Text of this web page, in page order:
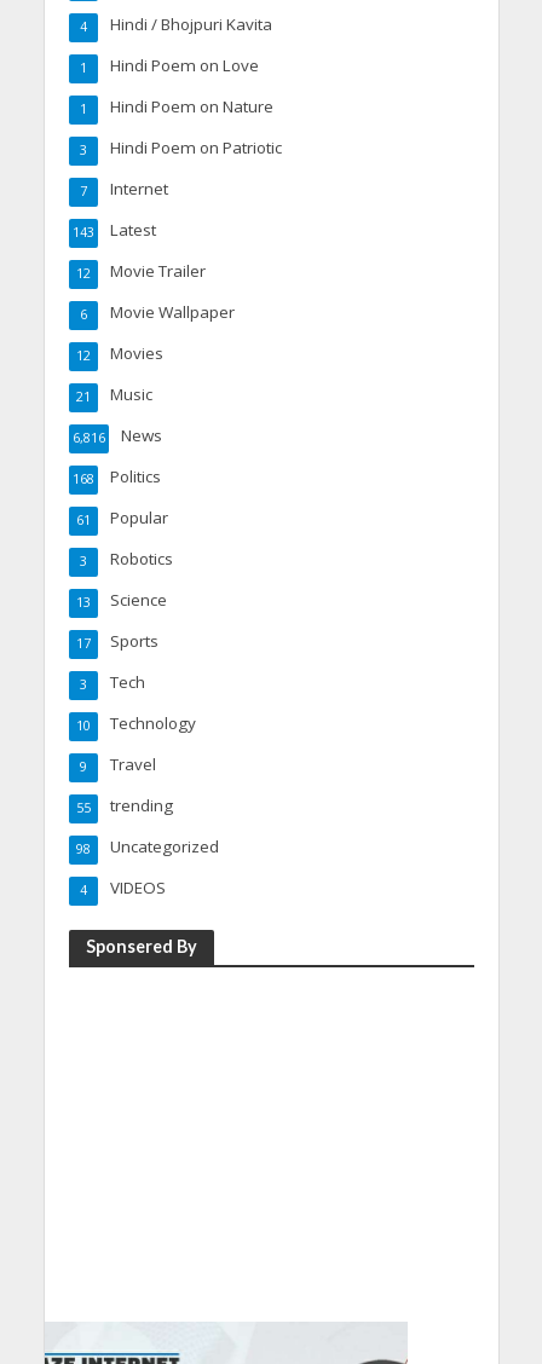
Hindi / Bhojpuri Kavita
4
Hindi Poem on Love
1
Hindi Poem on Nature
1
Hindi Poem on Patriotic
3
Internet
7
Latest
143
Movie Trailer
12
Movie Wallpaper
6
Movies
12
Music
21
News
6,816
Politics
168
Popular
61
Robotics
3
Science
13
Sports
17
Tech
3
Technology
10
Travel
9
trending
55
Uncategorized
98
VIDEOS
4
Sponsered By